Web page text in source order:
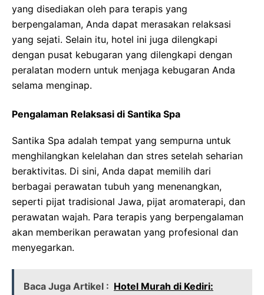
yang disediakan oleh para terapis yang
berpengalaman, Anda dapat merasakan relaksasi
yang sejati. Selain itu, hotel ini juga dilengkapi
dengan pusat kebugaran yang dilengkapi dengan
peralatan modern untuk menjaga kebugaran Anda
selama menginap.
Pengalaman Relaksasi di Santika Spa
Santika Spa adalah tempat yang sempurna untuk
menghilangkan kelelahan dan stres setelah seharian
beraktivitas. Di sini, Anda dapat memilih dari
berbagai perawatan tubuh yang menenangkan,
seperti pijat tradisional Jawa, pijat aromaterapi, dan
perawatan wajah. Para terapis yang berpengalaman
akan memberikan perawatan yang profesional dan
menyegarkan.
Baca Juga Artikel : Hotel Murah di Kediri: